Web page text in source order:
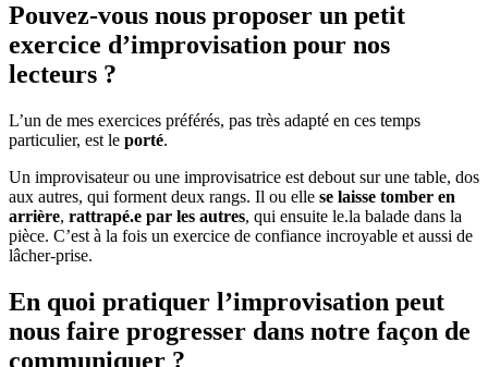
Pouvez-vous nous proposer un petit
exercice d’improvisation pour nos
lecteurs ?
L’un de mes exercices préférés, pas très adapté en ces temps
particulier, est le porté.
Un improvisateur ou une improvisatrice est debout sur une table, dos
aux autres, qui forment deux rangs. Il ou elle se laisse tomber en
arrière, rattrapé.e par les autres, qui ensuite le.la balade dans la
pièce. C’est à la fois un exercice de confiance incroyable et aussi de
lâcher-prise.
En quoi pratiquer l’improvisation peut
nous faire progresser dans notre façon de
communiquer ?